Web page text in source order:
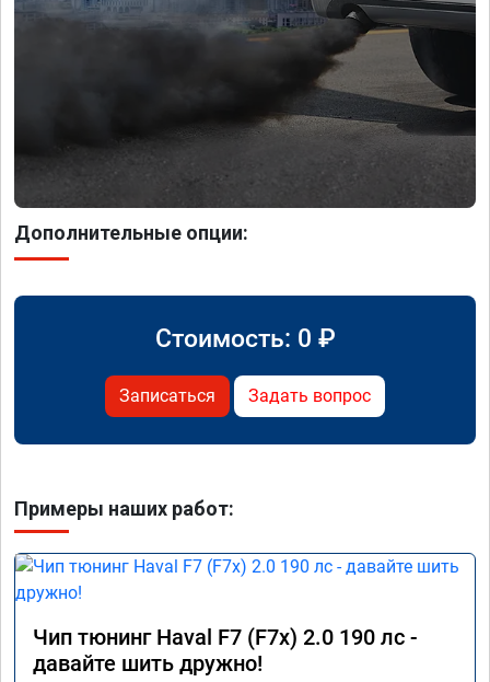
Дополнительные опции:
Стоимость: 0 ₽
Записаться Задать вопрос
Примеры наших работ:
Чип тюнинг Haval F7 (F7x) 2.0 190 лс -
давайте шить дружно!